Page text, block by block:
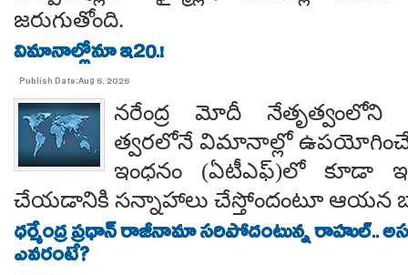
జరుగుతోంది.
విమానాల్లోనూ ఇ20.!
Publish Date:Aug 6, 2026
నరేంద్ర మోదీ నేతృత్వంలోని
త్వరలోనే విమానాల్లో
ఇంధనం (ఏటీఎఫ్)లో కూడా
చేయడానికి సన్నాహాలు చేస్తోందంటూ ఆయన
ధర్మేంద్ర ప్రధాన్ రాజీనామా సరిపోదంటున్న రాహుల్..
ఎవరంటే?